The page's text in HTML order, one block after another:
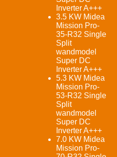
Inverter A+++
3.5 KW Midea
Mission Pro-
35-R32 Single
Split
wandmodel
Super DC
Inverter A+++
5.3 KW Midea
Mission Pro-
53-R32 Single
Split
wandmodel
Super DC
Inverter A+++
7.0 KW Midea
Mission Pro-